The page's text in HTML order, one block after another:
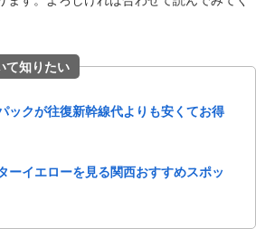
て知りたい
ックが往復新幹線代よりも安くてお得
ーイエローを見る関西おすすめスポッ